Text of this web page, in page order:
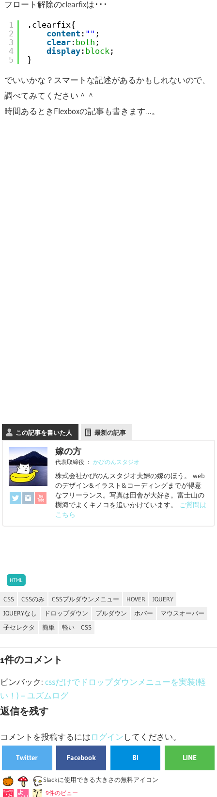
フロート解除のclearfixは･･･
1
2
3
4
5
.clearfix{
content : "" ;
clear : both ;
display : block ;
}
でいいかな？スマートな記述があるかもしれないので、
調べてみてください＾＾
時間あるときFlexboxの記事も書きます…。
この記事を書いた人 最新の記事
嫁の方
代表取締役 ：かぴのんスタジオ
株式会社かぴのんスタジオ夫婦の嫁のほう。 web
のデザイン&イラスト&コーディングまでが得意
なフリーランス。写真は田舎が大好き。富士山の
樹海でよくキノコを追いかけています。 ご質問は
こちら
HTML
CSS CSSのみ CSSプルダウンメニュー HOVER
JQUERY
JQUERYなし
ドロップダウン プルダウン ホバー
マウスオーバー
子セレクタ
簡単 軽い CSS
1件のコメント
ピンバック: cssだけでドロップダウンメニューを実装(軽
い！) – ユズムログ
返信を残す
コメントを投稿するにはログインしてください。
Twitter Facebook B! LINE
Slackに使用できる大きさの無料アイコン
9件のビュー